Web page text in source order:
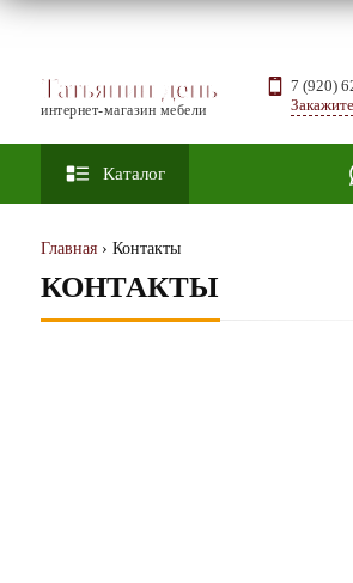
Татьянин день
интернет-магазин мебели
7 (920)
Каталог
Главная › Контакты
КОНТАКТЫ